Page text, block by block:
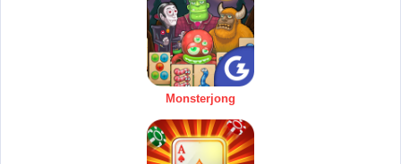
Monsterjong